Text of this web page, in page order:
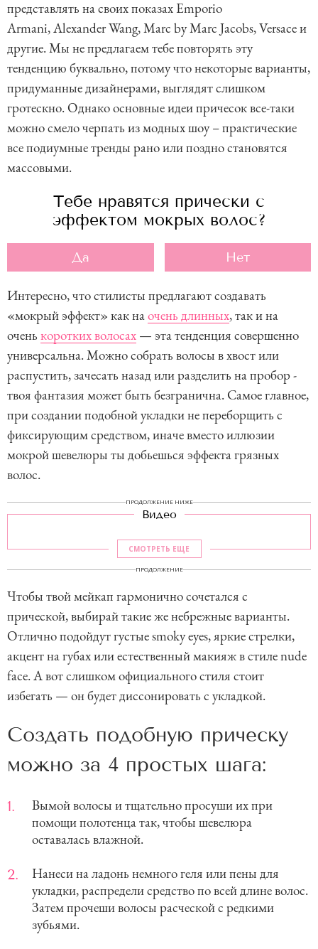
f
3
8
представлять на своих показах Emporio
Armani, Alexander Wang, Marc by Marc Jacobs, Versace и
другие. Мы не предлагаем тебе повторять эту
тенденцию буквально, потому что некоторые варианты,
придуманные дизайнерами, выглядят слишком
гротескно. Однако основные идеи причесок все-таки
можно смело черпать из модных шоу – практические
все подиумные тренды рано или поздно становятся
массовыми.
Тебе нравятся прически с
эффектом мокрых волос?
Да Нет
Интересно, что стилисты предлагают создавать
«мокрый эффект» как наочень длинных, так и на
очень коротких волосах — эта тенденция совершенно
универсальна. Можно собрать волосы в хвост или
распустить, зачесать назад или разделить на пробор -
твоя фантазия может быть безгранична. Самое главное,
при создании подобной укладки не переборщить с
фиксирующим средством, иначе вместо иллюзии
мокрой шевелюры ты добьешься эффекта грязных
волос.
ПРОДОЛЖЕНИЕ НИЖЕ
Видео
СМОТРЕТЬ ЕЩЕ
ПРОДОЛЖЕНИЕ
Чтобы твой мейкап гармонично сочетался с
прической, выбирай такие же небрежные варианты.
Отлично подойдут густые smoky eyes, яркие стрелки,
акцент на губах или естественный макияж в стиле nude
face. А вот слишком официального стиля стоит
избегать — он будет диссонировать с укладкой.
Создать подобную прическу
можно за 4 простых шага:
Вымой волосы и тщательно просуши их при
помощи полотенца так, чтобы шевелюра
оставалась влажной.
Нанеси на ладонь немного геля или пены для
укладки, распредели средство по всей длине волос.
Затем прочеши волосы расческой с редкими
зубьями.